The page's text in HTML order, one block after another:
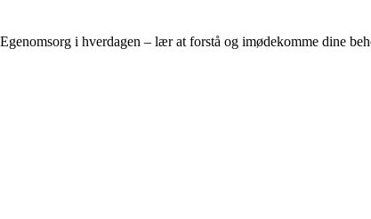
Egenomsorg i hverdagen – lær at forstå og imødekomme dine